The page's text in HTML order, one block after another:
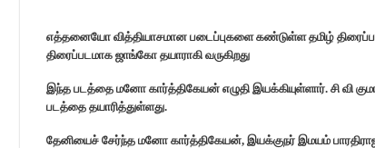
எத்தனையோ வித்தியாசமான படைப்புகளை கண்டுள்ள தமிழ்
திரைப்படமாக ஜாங்கோ தயாராகி வருகிறது
இந்த படத்தை மனோ கார்த்திகேயன் எழுதி இயக்கியுள்ளார். சி வி
படத்தை தயாரித்துள்ளது.
தேனியைச் சேர்ந்த மனோ கார்த்திகேயன், இயக்குநர் இமயம்